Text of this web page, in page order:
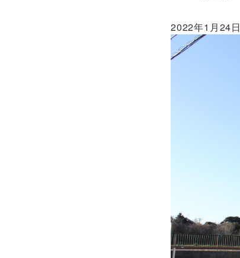
2022年1月24日